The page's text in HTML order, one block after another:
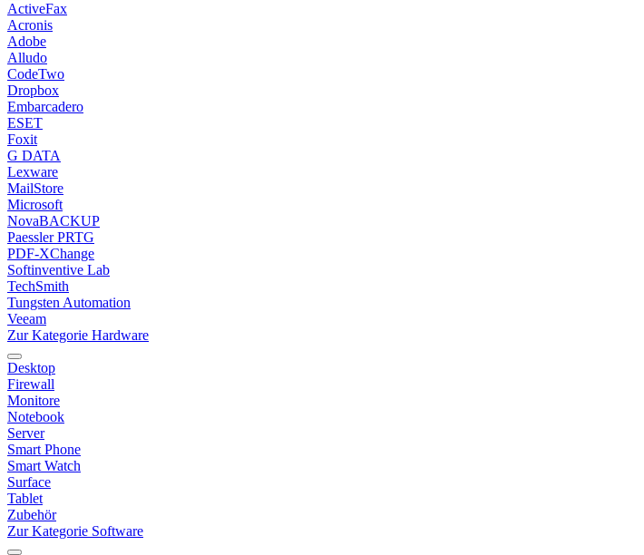
ActiveFax
Acronis
Adobe
Alludo
CodeTwo
Dropbox
Embarcadero
ESET
Foxit
G DATA
Lexware
MailStore
Microsoft
NovaBACKUP
Paessler PRTG
PDF-XChange
Softinventive Lab
TechSmith
Tungsten Automation
Veeam
Zur Kategorie Hardware
Desktop
Firewall
Monitore
Notebook
Server
Smart Phone
Smart Watch
Surface
Tablet
Zubehör
Zur Kategorie Software